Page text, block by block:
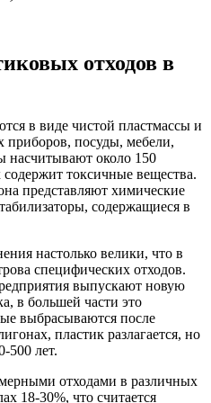
отходов в
в виде чистой пластмассы и
приборов, посуды, мебели,
насчитывают около 150
токсичные вещества.
представляют химические
содержащиеся в
настолько велики, что в
специфических отходов.
выпускают новую
в большей части это
выбрасываются после
пластик разлагается, но
500 лет.
отходами в различных
18-30%, что считается